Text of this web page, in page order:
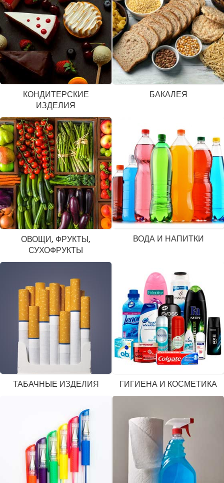
КОНДИТЕРСКИЕ
ИЗДЕЛИЯ
БАКАЛЕЯ
ОВОЩИ, ФРУКТЫ,
СУХОФРУКТЫ
ВОДА И НАПИТКИ
ТАБАЧНЫЕ ИЗДЕЛИЯ ГИГИЕНА И КОСМЕТИКА